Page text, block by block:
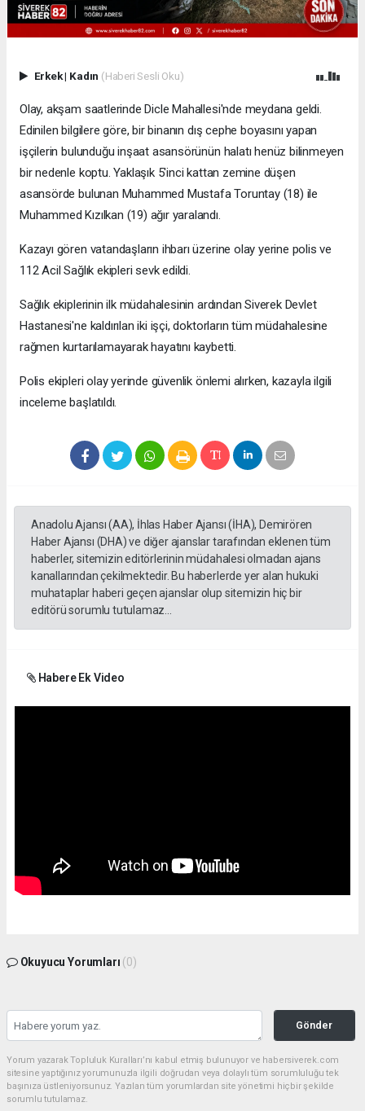
Erkek| Kadın (Haberi Sesli Oku)
Olay, akşam saatlerinde Dicle Mahallesi'nde meydana geldi.
Edinilen bilgilere göre, bir binanın dış cephe boyasını yapan
işçilerin bulunduğu inşaat asansörünün halatı henüz bilinmeyen
bir nedenle koptu. Yaklaşık 5'inci kattan zemine düşen
asansörde bulunan Muhammed Mustafa Toruntay (18) ile
Muhammed Kızılkan (19) ağır yaralandı.
Kazayı gören vatandaşların ihbarı üzerine olay yerine polis ve
112 Acil Sağlık ekipleri sevk edildi.
Sağlık ekiplerinin ilk müdahalesinin ardından Siverek Devlet
Hastanesi'ne kaldırılan iki işçi, doktorların tüm müdahalesine
rağmen kurtarılamayarak hayatını kaybetti.
Polis ekipleri olay yerinde güvenlik önlemi alırken, kazayla ilgili
inceleme başlatıldı.
Anadolu Ajansı (AA), İhlas Haber Ajansı (İHA), Demirören
Haber Ajansı (DHA) ve diğer ajanslar tarafından eklenen tüm
haberler, sitemizin editörlerinin müdahalesi olmadan ajans
kanallarından çekilmektedir. Bu haberlerde yer alan hukuki
muhataplar haberi geçen ajanslar olup sitemizin hiç bir
editörü sorumlu tutulamaz...
Habere Ek Video
Okuyucu Yorumları (0)
Gönder
Yorum yazarak Topluluk Kuralları’nı kabul etmiş bulunuyor ve habersiverek.com
sitesine yaptığınız yorumunuzla ilgili doğrudan veya dolaylı tüm sorumluluğu tek
başınıza üstleniyorsunuz. Yazılan tüm yorumlardan site yönetimi hiçbir şekilde
sorumlu tutulamaz.